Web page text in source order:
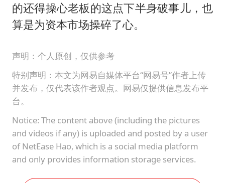
的还得操心老板的这点下半身破事儿，也
算是为资本市场操碎了心。
声明：个人原创，仅供参考
特别声明：本文为网易自媒体平台“网易号”作者上传
并发布，仅代表该作者观点。网易仅提供信息发布平
台。
Notice: The content above (including the pictures
and videos if any) is uploaded and posted by a user
of NetEase Hao, which is a social media platform
and only provides information storage services.